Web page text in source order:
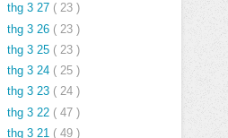
thg 3 27 ( 23 )
thg 3 26 ( 23 )
thg 3 25 ( 23 )
thg 3 24 ( 25 )
thg 3 23 ( 24 )
thg 3 22 ( 47 )
thg 3 21 ( 49 )